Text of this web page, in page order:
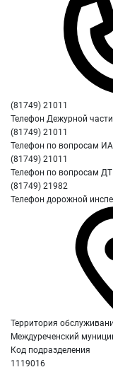
(81749) 21011
Телефон Дежурной части
(81749) 21011
Телефон по вопросам
(81749) 21011
Телефон по вопросам
(81749) 21982
Телефон дорожной
Территория
Междуреченский
Код подразделения
1119016